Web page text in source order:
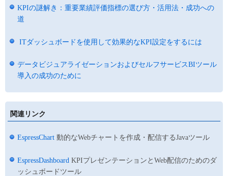
KPIの謎解き：重要業績評価指標の選び方・活用法・成功への
道
ITダッシュボードを使用して効果的なKPI設定をするには
データビジュアライゼーションおよびセルフサービスBIツール
導入の成功のために
関連リンク
EspressChart 動的なWebチャートを作成・配信するJavaツール
EspressDashboard KPIプレゼンテーションとWeb配信のためのダ
ッシュボードツール